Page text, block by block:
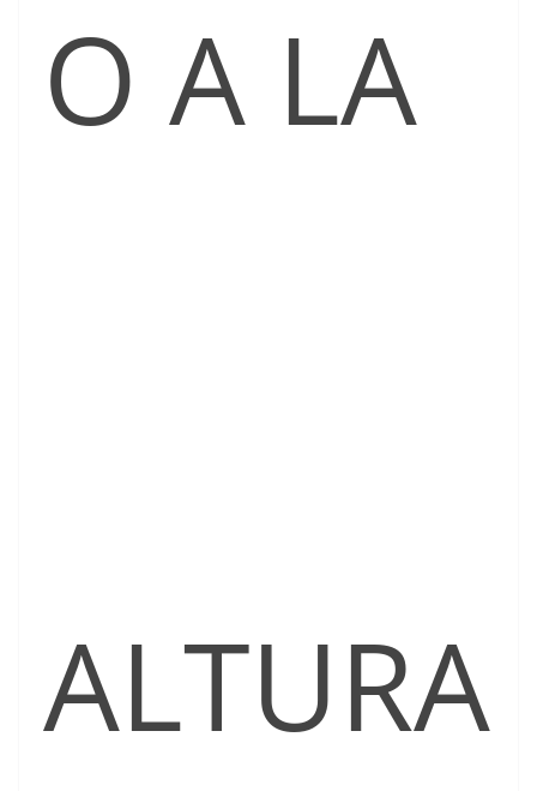
O A LA
ALTURA